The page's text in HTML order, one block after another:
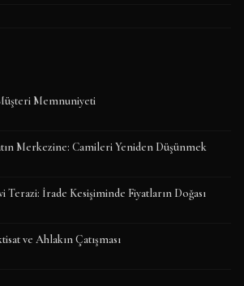
Memnuniyeti
Merkezine: Camileri Yeniden Düşünmek
Terazi: İrade Kesişiminde Fiyatların Doğası
ve Ahlakın Çatışması